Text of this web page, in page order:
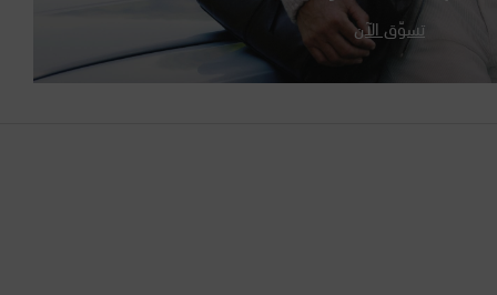
تسوّق الآن
الأرجنتين